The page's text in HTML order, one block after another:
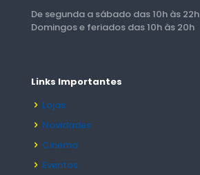
De segunda a sábado das 10h às 22h
Domingos e feriados das 10h às 20h
Links Importantes
Lojas
Novidades
Cinema
Eventos